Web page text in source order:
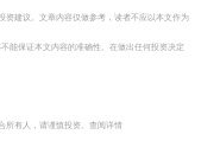
资建议。文章内容仅做参考，读者不应以本文作为
能保证本文内容的准确性。在做出任何投资决定
有人，请谨慎投资。 查阅详情